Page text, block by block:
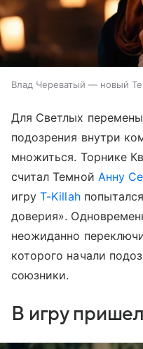
Влад Череватый — новый
Для Светлых
подозрения внутри
множиться. Торнике
считал Темной Анну
игруT-Killah
доверия».
неожиданно
которого начали
союзники.
В игру